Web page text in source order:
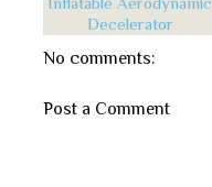
Decelerator
No comments:
Post a Comment